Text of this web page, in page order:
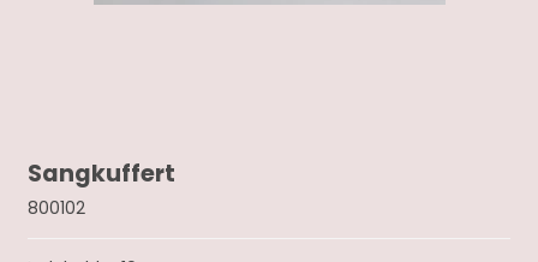
Sangkuffert
800102